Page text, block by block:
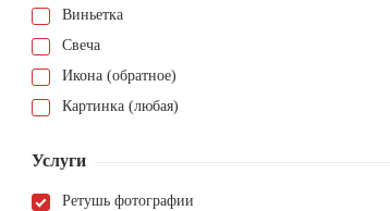
Виньетка
Свеча
Икона (обратное)
Картинка (любая)
Услуги
Ретушь фотографии